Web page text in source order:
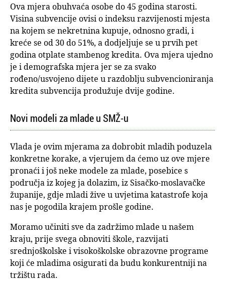
Ova mjera obuhvaća osobe do 45 godina starosti.
Visina subvencije ovisi o indeksu razvijenosti mjesta
na kojem se nekretnina kupuje, odnosno gradi, i
kreće se od 30 do 51%, a dodjeljuje se u prvih pet
godina otplate stambenog kredita. Ova mjera ujedno
je i demografska mjera jer se za svako
rođeno/usvojeno dijete u razdoblju subvencioniranja
kredita subvencija produžuje dvije godine.
Novi modeli za mlade u SMŽ-u
Vlada je ovim mjerama za dobrobit mladih poduzela
konkretne korake, a vjerujem da ćemo uz ove mjere
pronaći i još neke modele za mlade, posebice s
područja iz kojeg ja dolazim, iz Sisačko-moslavačke
županije, gdje mladi žive u uvjetima katastrofe koja
nas je pogodila krajem prošle godine.
Moramo učiniti sve da zadržimo mlade u našem
kraju, prije svega obnoviti škole, razvijati
srednjoškolske i visokoškolske obrazovne programe
koji će mladima osigurati da budu konkurentniji na
tržištu rada.